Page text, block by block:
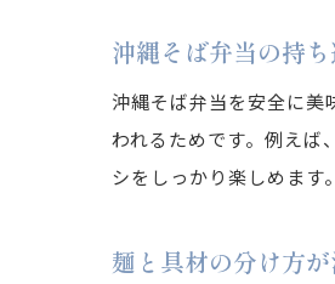
沖縄そば弁当の持
沖縄そば弁当を安全に美
われるためです。例えば
シをしっかり楽しめます
麺と具材の分け方